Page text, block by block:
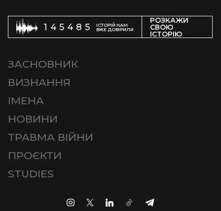
145485
ІСТОРІЙ НАМ
ВЖЕ ДОВІРИЛИ
РОЗКАЖИ
СВОЮ
ІСТОРІЮ
ЗАСНОВНИК
ВИЗНАННЯ
ІМЕНА
НОВИНИ
ТРАВМА ВІЙНИ
ПРОЄКТИ
STUDIES